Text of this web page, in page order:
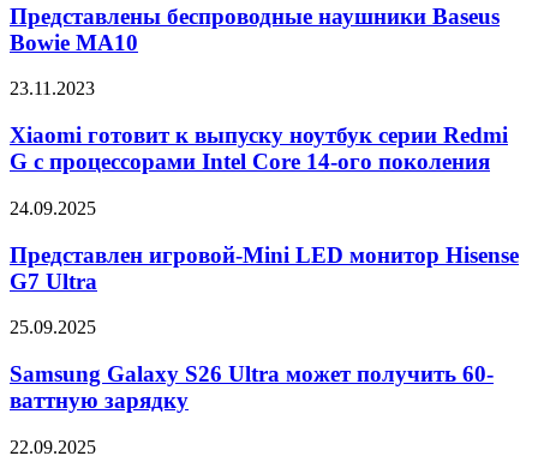
наушники
Baseus
Bowie
Представлены беспроводные наушники Baseus
Bowie MA10
Xiaomi
к
выпуску
ноутбук
Redmi
с
процессорами
Core
ого
поколения
23.11.2023
Xiaomi готовит к выпуску ноутбук серии Redmi
G с процессорами Intel Core 14-ого поколения
Представлен
Mini
LED
монитор
G7
24.09.2025
Представлен игровой-Mini LED монитор Hisense
G7 Ultra
Samsung
S26
Ultra
может
60-
25.09.2025
Samsung Galaxy S26 Ultra может получить 60-
ваттную зарядку
Samsung
22.09.2025